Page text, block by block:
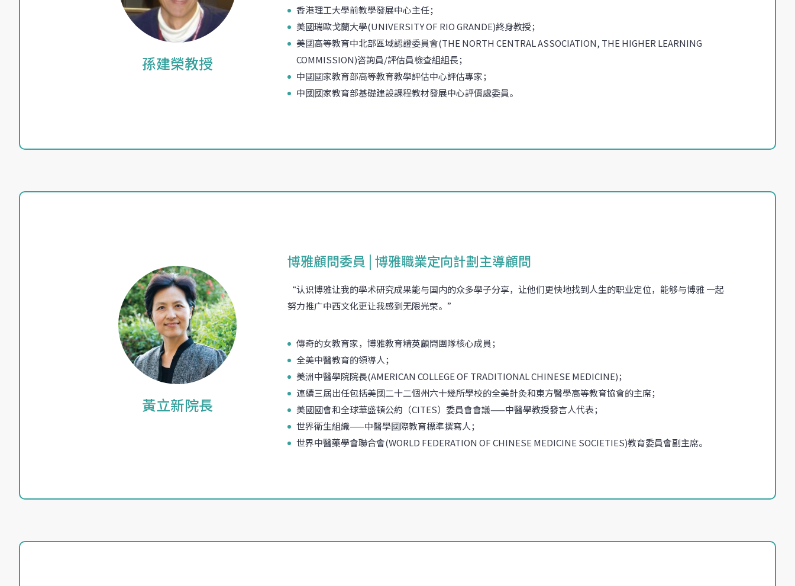
孫建榮教授
香港理工大學前教學發展中心主任；
美國瑞歐戈蘭大學(UNIVERSITY OF RIO GRANDE)終身教授；
美國高等教育中北部區域認證委員會(THE NORTH CENTRAL ASSOCIATION, THE HIGHER LEARNING
COMMISSION)咨詢員/評估員檢查組組長；
中國國家教育部高等教育教學評估中心評估專家；
中國國家教育部基礎建設課程教材發展中心評價處委員。
黃立新院長
博雅顧問委員 | 博雅職業定向計劃主導顧問
“认识博雅让我的學术研究成果能与国内的众多學子分享，让他们更快地找到人生的职业定位，能够与博雅 一起
努力推广中西文化更让我感到无限光荣。”
傳奇的女教育家，博雅教育精英顧問團隊核心成員；
全美中醫教育的領導人；
美洲中醫學院院長(AMERICAN COLLEGE OF TRADITIONAL CHINESE MEDICINE)；
連續三屆出任包括美國二十二個州六十幾所學校的全美針灸和東方醫學高等教育協會的主席；
美國國會和全球華盛頓公約（CITES）委員會會議——中醫學教授發言人代表；
世界衛生組織——中醫學國際教育標準撰寫人；
世界中醫藥學會聯合會(WORLD FEDERATION OF CHINESE MEDICINE SOCIETIES)教育委員會副主席。